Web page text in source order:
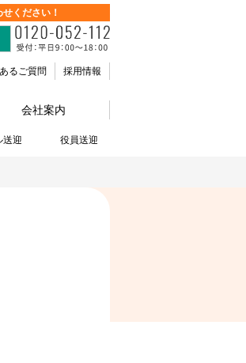
ください！
るご質問 採用情報
会社案内
送迎 役員送迎